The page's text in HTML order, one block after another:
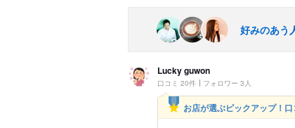
好みのあう
Lucky guwon
口コミ 20件 フォロワー 3人
お店が選ぶピックアップ！口